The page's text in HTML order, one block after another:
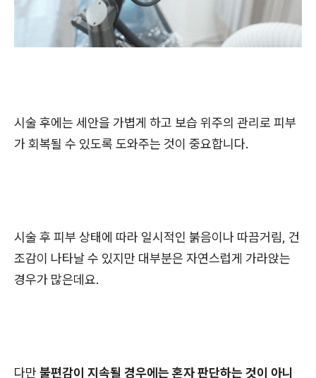
시술 후에는 세안을 가볍게 하고 보습 위주의 관리로 피부
가 회복될 수 있도록 도와주는 것이 중요합니다.
시술 후 피부 상태에 따라 일시적인 붉음이나 따끔거림, 건
조감이 나타날 수 있지만 대부분은 자연스럽게 가라앉는
경우가 많은데요.
다만 불편감이 지속될 경우에는 혼자 판단하는 것이 아니